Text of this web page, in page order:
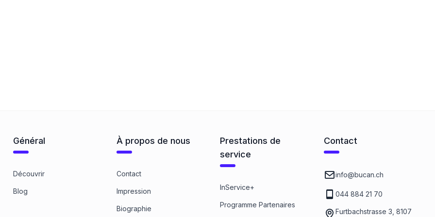
Général
Découvrir
Blog
À propos de nous
Contact
Impression
Biographie
Prestations de
service
InService+
Programme Partenaires
Contact
info@bucan.ch
044 884 21 70
Furtbachstrasse 3, 8107